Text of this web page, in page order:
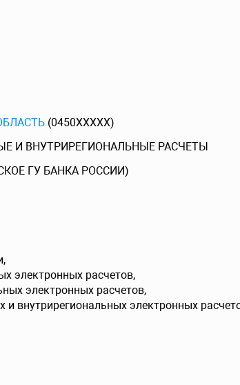
(0450XXXXX)
И ВНУТРИРЕГИОНАЛЬНЫЕ РАСЧЕТЫ
ГУ БАНКА РОССИИ)
электронных расчетов,
электронных расчетов,
внутрирегиональных электронных